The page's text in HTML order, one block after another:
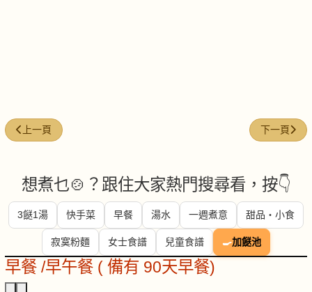
上一篇文章: 今日煮意 ( #147 )
上一頁 下一篇文
下一頁
想煮乜🍲？跟住大家熱門搜尋看，按👇
3餸1湯 快手菜 早餐 湯水 一週煮意 甜品・小食
寂寞粉麵 女士食譜 兒童食譜 🍳加餸池
早餐 /早午餐 ( 備有 90天早餐)